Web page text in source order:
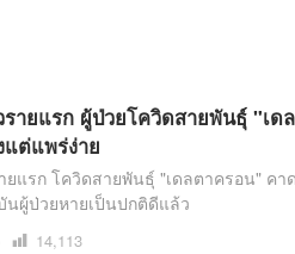
รายแรก ผู้ป่วยโควิดสายพันธุ์ "เ
แต่แพร่ง่าย
ยแรก โควิดสายพันธุ์ "เดลตาครอน" คา
นผู้ป่วยหายเป็นปกติดีแล้ว
เปิด
14,113